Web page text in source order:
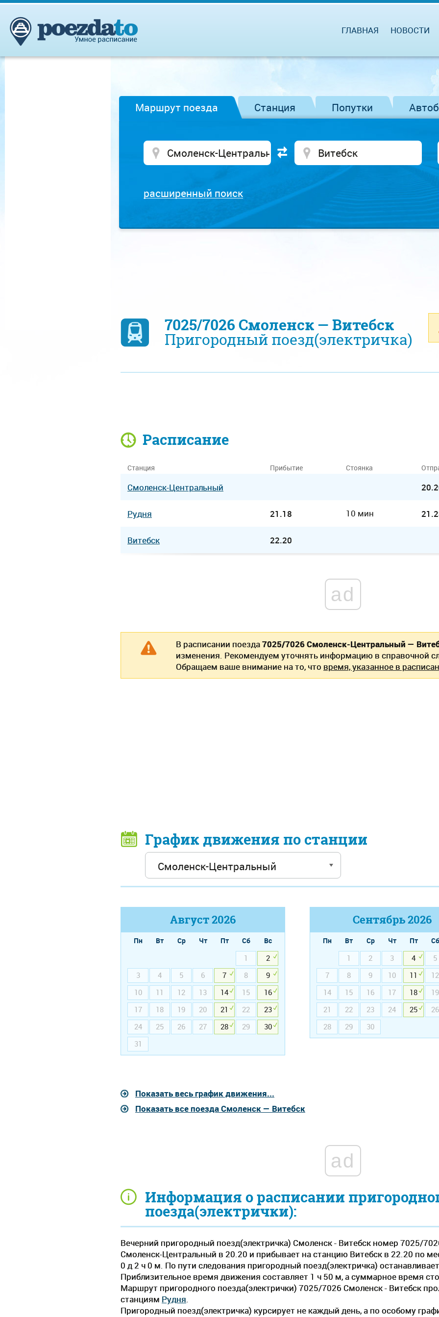
ГЛАВНАЯ НОВОСТИ
Маршрут поезда Станция Попутки
расширенный поиск
7025/7026 Смоленск — Витебск
Пригородный поезд(электричка)
Информация о расписании
поезда(электрички):
Вечерний пригородный поезд(электричка) Смоленск - Витебск номер 7025/
Смоленск-Центральный в 20.20 и прибывает на станцию Витебск в 22.20 по
0 д 2 ч 0 м. По пути следования пригородный поезд(электричка)
Приблизительное время движения составляет 1 ч 50 м, а суммарное время
Маршрут пригородного поезда(электрички) 7025/7026 Смоленск - Витебск
станциям Рудня.
Пригородный поезд(электричка) курсирует не каждый день, а по особому
Расписание
Станция Прибытие Стоянка
Смоленск-Центральный
Рудня 21.18 10 мин
Витебск 22.20
ad
В расписании поезда7025/7026 Смоленск-Центральный —
изменения. Рекомендуем уточнять информацию в справочной
Обращаем ваше внимание на то, что время, указанное в
График движения по станции
Август2026
Пн Вт Ср Чт Пт Сб
Вс
1
2
3
4 5 6 7 8
9
10
11 12 13 14 15
16
17
18 19 20 21 22
23
24
25 26 27 28 29
30
31
Сентябрь2026
Пн Вт Ср Чт Пт Сб
1
2 3 4 5
7
8 9 10 11 12
14
15 16 17 18 19
21
22 23 24 25 26
28
29 30
Показать весь график движения...
Показать все поезда Смоленск — Витебск
ad